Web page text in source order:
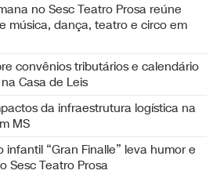
no Sesc Teatro Prosa reúne
música, dança, teatro e circo em
convênios tributários e calendário
Casa de Leis
da infraestrutura logística na
MS
infantil “Gran Finalle” leva humor e
Sesc Teatro Prosa